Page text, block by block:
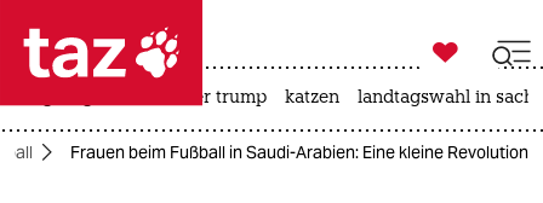
 taz zahl ich
taz zahl ich

taz zahl ich
usa unter trump katzen landtagswahl in
Frauen beim Fußball in Saudi-Arabien: Eine kleine Revolution